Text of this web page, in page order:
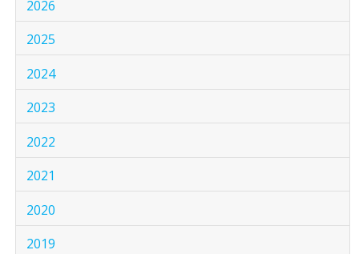
2026
2025
2024
2023
2022
2021
2020
2019